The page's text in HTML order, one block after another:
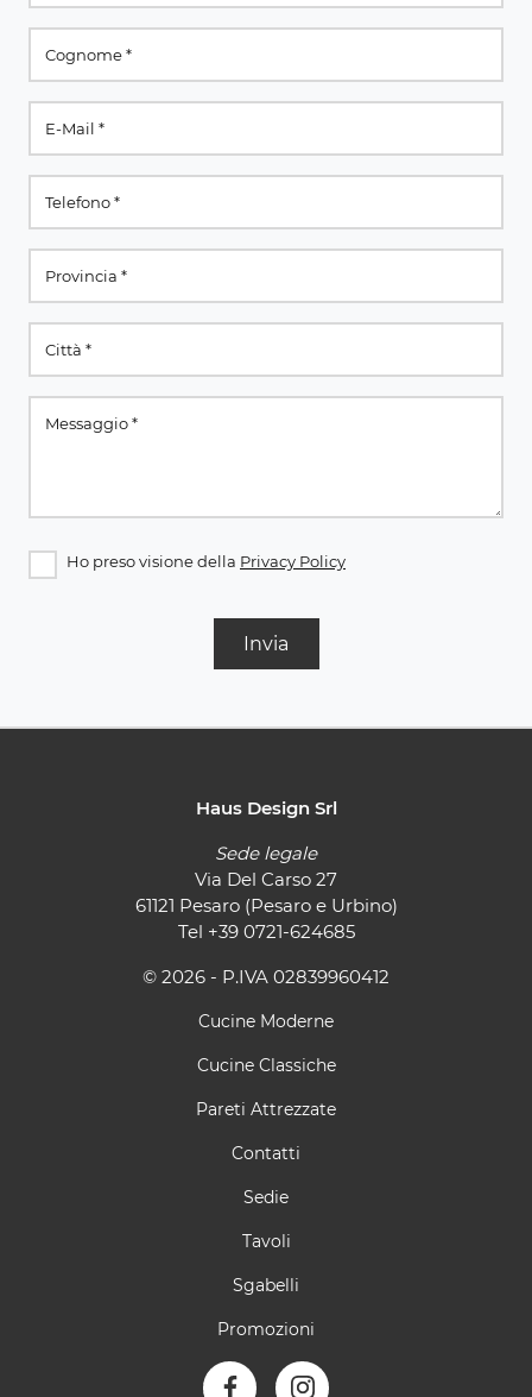
Ho preso visione della Privacy Policy
Invia
Haus Design Srl
Sede legale
Via Del Carso 27
61121 Pesaro (Pesaro e Urbino)
Tel +39 0721-624685
© 2026 - P.IVA 02839960412
Cucine Moderne
Cucine Classiche
Pareti Attrezzate
Contatti
Sedie
Tavoli
Sgabelli
Promozioni